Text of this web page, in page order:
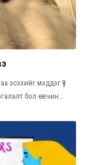
эсэхийг мэддэг үү?
бол өвчин…